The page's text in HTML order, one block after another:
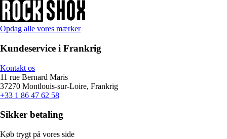
Opdag alle vores mærker
Kundeservice i Frankrig
Kontakt os
11 rue Bernard Maris
37270 Montlouis-sur-Loire, Frankrig
+33 1 86 47 62 58
Sikker betaling
Køb trygt på vores side